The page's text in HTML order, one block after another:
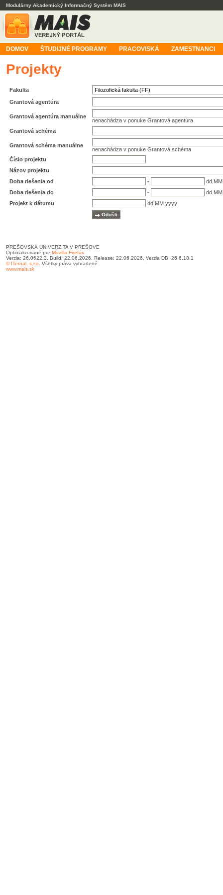
Modulárny Akademický Informačný Systém MAIS
DOMOV ŠTUDIJNÉ PROGRAMY PRACOVISKÁ ZAMESTNANCI
Projekty
Fakulta
Grantová agentúra
Grantová agentúra manuálne
nenachádza v ponuke Grantová agentúra
Grantová schéma
Grantová schéma manuálne
nenachádza v ponuke Grantová schéma
Číslo projektu
Názov projektu
Doba riešenia od
-
Doba riešenia do
-
Projekt k dátumu
dd.MM.yyyy
PREŠOVSKÁ UNIVERZITA V PREŠOVE
Optimalizované pre Mozilla Firefox
Verzia: 26.0622.3, Build: 22.06.2026, Release: 22.06.2026, Verzia DB: 26.6.18.1
© ITernal, s.r.o. Všetky práva vyhradené
www.mais.sk